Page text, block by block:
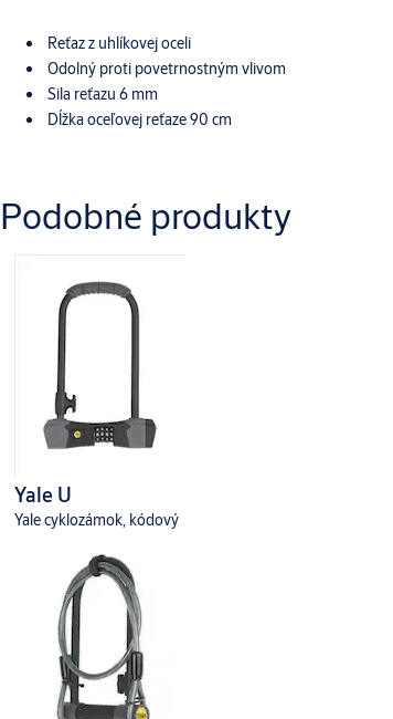
Reťaz z uhlíkovej oceli
Odolný proti povetrnostným vlivom
Sila reťazu 6 mm
Dĺžka oceľovej reťaze 90 cm
Podobné produkty
Yale U
Yale cyklozámok, kódový